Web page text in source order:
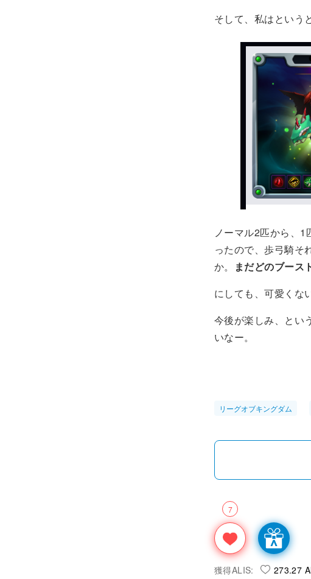
そして、私はという
ノーマル2匹から、
ったので、歩弓騎そ
か。
まだどのブース
にしても、可愛くな
今後が楽しみ、とい
いなー。
リーグオブキングダム
7
獲得ALIS: 273.27